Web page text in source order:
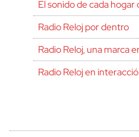
El sonido de cada hogar
Radio Reloj por dentro
Radio Reloj, una marca
Radio Reloj en